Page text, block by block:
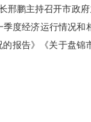
邢鹏主持召开市政
度经济运行情况
报告》《关于盘